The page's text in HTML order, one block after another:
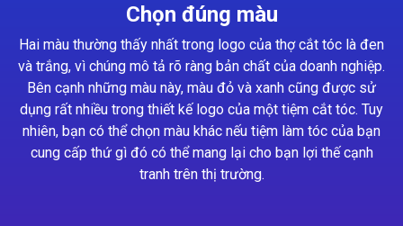
Chọn đúng màu
Hai màu thường thấy nhất trong logo của thợ cắt tóc là đen
và trắng, vì chúng mô tả rõ ràng bản chất của doanh nghiệp.
Bên cạnh những màu này, màu đỏ và xanh cũng được sử
dụng rất nhiều trong thiết kế logo của một tiệm cắt tóc. Tuy
nhiên, bạn có thể chọn màu khác nếu tiệm làm tóc của bạn
cung cấp thứ gì đó có thể mang lại cho bạn lợi thế cạnh
tranh trên thị trường.